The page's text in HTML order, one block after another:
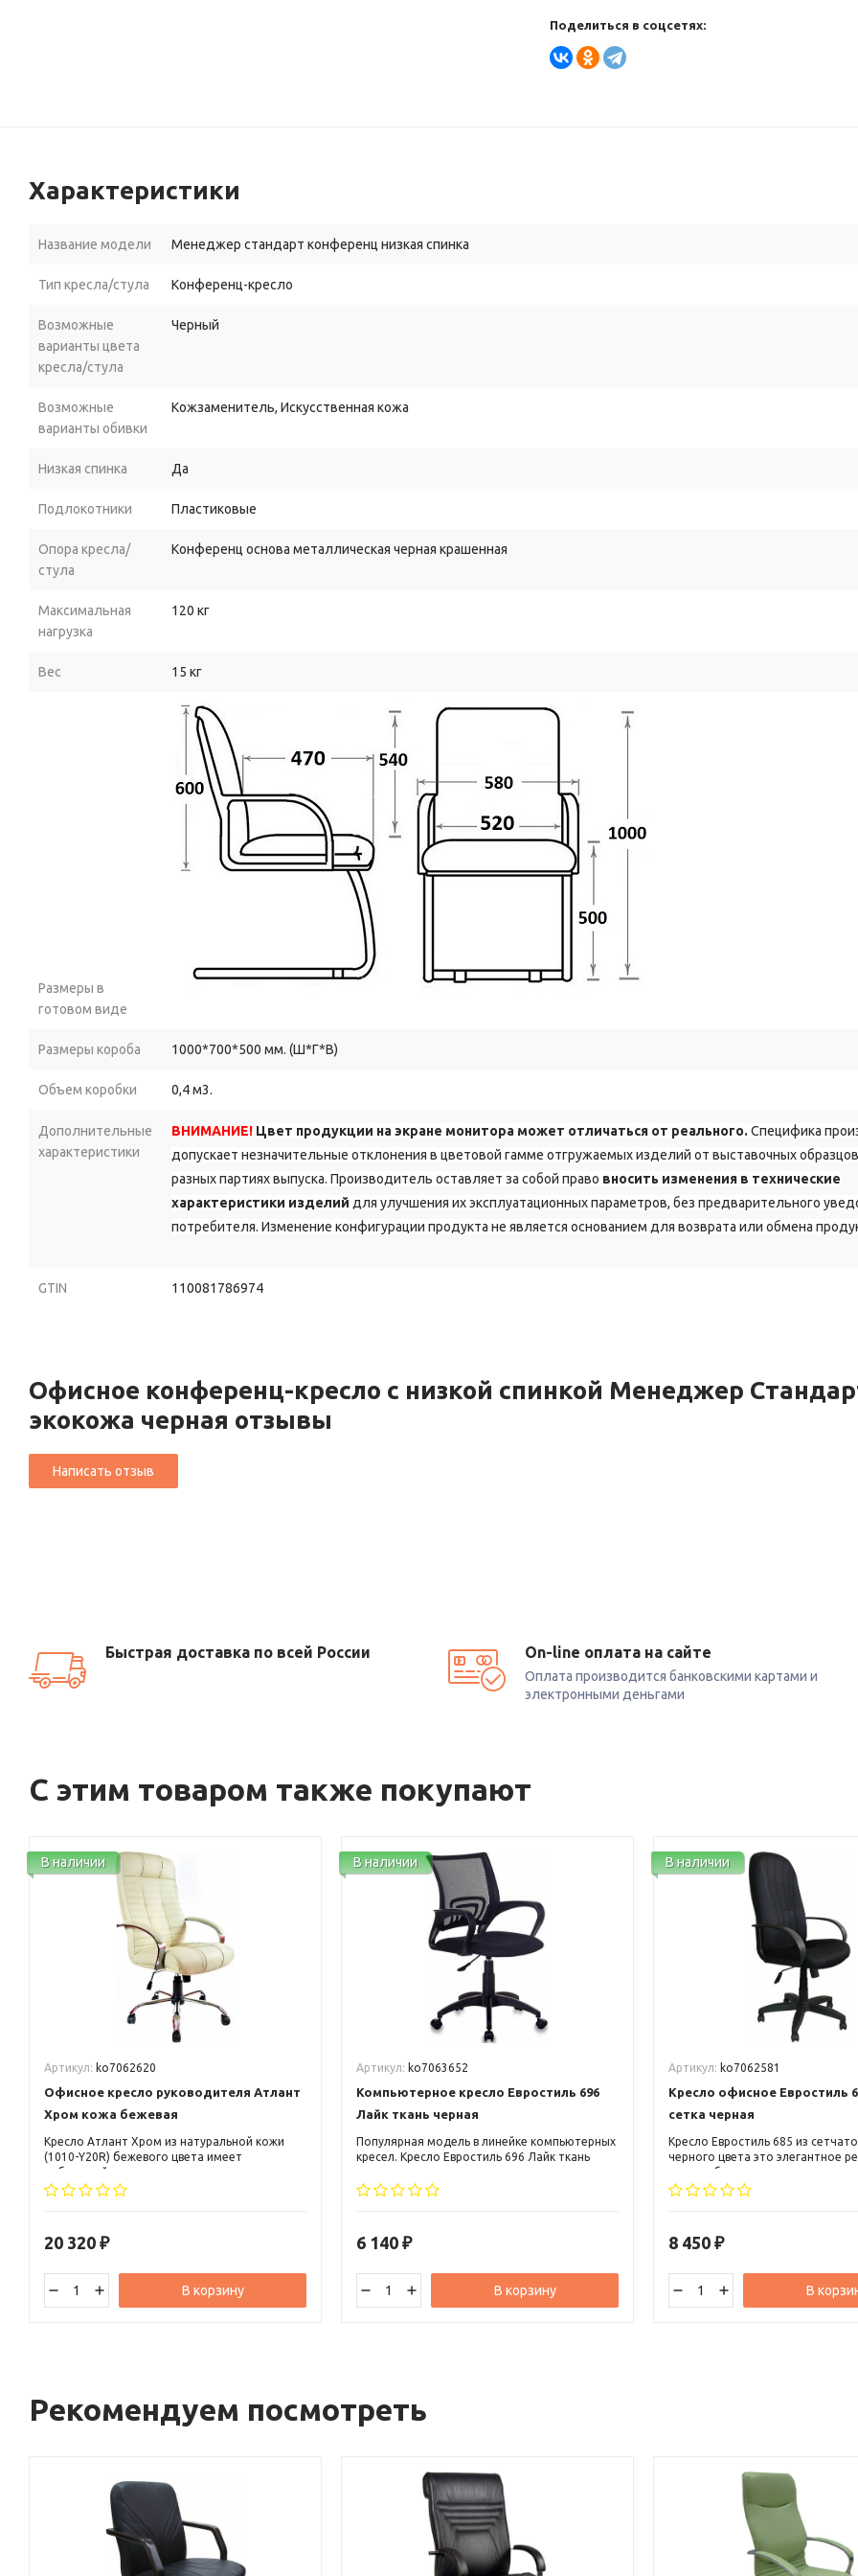
Поделиться в соцсетях:
Характеристики
Название модели Менеджер стандарт конференц низкая спинка
Тип кресла/стула Конференц-кресло
Возможные
варианты цвета
кресла/стула
Черный
Возможные
варианты обивки
Кожзаменитель, Искусственная кожа
Низкая спинка Да
Подлокотники Пластиковые
Опора кресла/
стула
Конференц основа металлическая черная крашенная
Максимальная
нагрузка
120 кг
Вес 15 кг
Размеры в
готовом виде
Размеры короба 1000*700*500 мм. (Ш*Г*В)
Объем коробки 0,4 м3.
Дополнительные
характеристики
ВНИМАНИЕ! Цвет продукции на экране монитора может отличаться от реального. Специфика
допускает незначительные отклонения в цветовой гамме отгружаемых изделий от выставочных
разных партиях выпуска. Производитель оставляет за собой право вносить изменения в технические
характеристики изделий для улучшения их эксплуатационных параметров, без предварительного
потребителя. Изменение конфигурации продукта не является основанием для возврата или обмена
GTIN 110081786974
Офисное конференц-кресло с низкой спинкой Менеджер
экокожа черная отзывы
Быстрая доставка по всей России On-line оплата на сайте
Оплата производится банковскими картами и
электронными деньгами
С этим товаром также покупают
В наличии
Артикул: ko7062620
Офисное кресло руководителя Атлант
Хром кожа бежевая
Кресло Атлант Хром из натуральной кожи
(1010-Y20R) бежевого цвета имеет
небольшой подголовник, выступ под
поясничную зону, металлические
20 320 ₽
В корзину
В наличии
Артикул: ko7063652
Компьютерное кресло Евростиль 696
Лайк ткань черная
Популярная модель в линейке компьютерных
кресел. Кресло Евростиль 696 Лайк ткань
несколько лет. Эффектно смотрится в
6 140 ₽
В корзину
В наличии
Артикул: ko7062581
Кресло офисное Евростиль
сетка черная
Кресло Евростиль 685 из
черного цвета это элегантное
малого бизнеса и руководителя
звена. Кресло может вписаться,
8 450 ₽
В
Рекомендуем посмотреть